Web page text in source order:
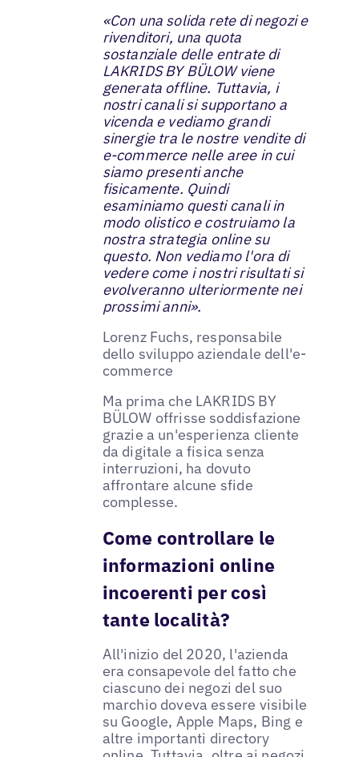
«Con una solida rete di negozi e
rivenditori, una quota
sostanziale delle entrate di
LAKRIDS BY BÜLOW viene
generata offline. Tuttavia, i
nostri canali si supportano a
vicenda e vediamo grandi
sinergie tra le nostre vendite di
e-commerce nelle aree in cui
siamo presenti anche
fisicamente. Quindi
esaminiamo questi canali in
modo olistico e costruiamo la
nostra strategia online su
questo. Non vediamo l'ora di
vedere come i nostri risultati si
evolveranno ulteriormente nei
prossimi anni».
Lorenz Fuchs, responsabile
dello sviluppo aziendale dell'e-
commerce
Ma prima che LAKRIDS BY
BÜLOW offrisse soddisfazione
grazie a un'esperienza cliente
da digitale a fisica senza
interruzioni, ha dovuto
affrontare alcune sfide
complesse.
Come controllare le
informazioni online
incoerenti per così
tante località?
All'inizio del 2020, l'azienda
era consapevole del fatto che
ciascuno dei negozi del suo
marchio doveva essere visibile
su Google, Apple Maps, Bing e
altre importanti directory